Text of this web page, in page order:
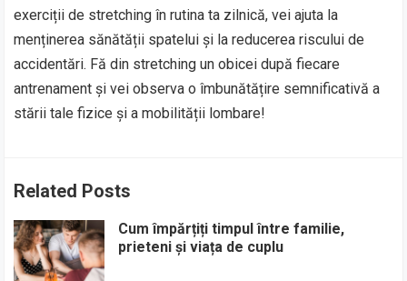
exerciții de stretching în rutina ta zilnică, vei ajuta la
menținerea sănătății spatelui și la reducerea riscului de
accidentări. Fă din stretching un obicei după fiecare
antrenament și vei observa o îmbunătățire semnificativă a
stării tale fizice și a mobilității lombare!
Related Posts
Cum împărțiți timpul între familie,
prieteni și viața de cuplu